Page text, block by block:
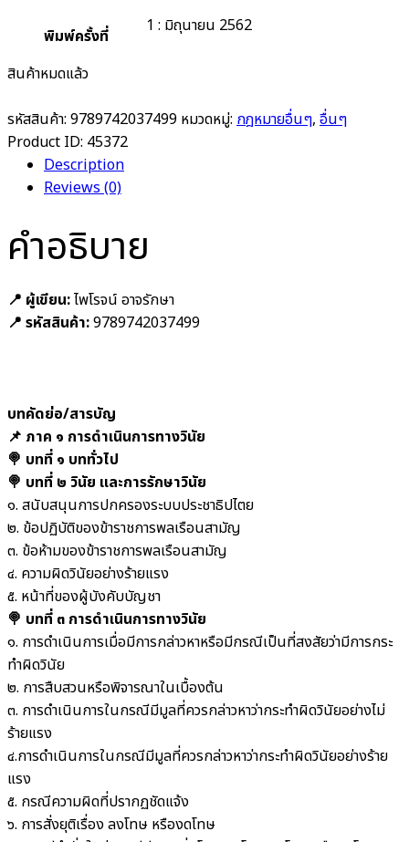
พิมพ์ครั้งที่ 1 : มิถุนายน 2562
สินค้าหมดแล้ว
รหัสสินค้า: 9789742037499 หมวดหมู่: กฎหมายอื่นๆ, อื่นๆ
Product ID: 45372
Description
Reviews (0)
คำอธิบาย
📍 ผู้เขียน:ไพโรจน์ อาจรักษา
📍 รหัสสินค้า:9789742037499
บทคัดย่อ/สารบัญ
📌 ภาค ๑ การดำเนินการทางวินัย
🍭 บทที่ ๑ บททั่วไป
🍭 บทที่ ๒ วินัย และการรักษาวินัย
๑. สนับสนุนการปกครองระบบประชาธิปไตย
๒. ข้อปฏิบัติของข้าราชการพลเรือนสามัญ
๓. ข้อห้ามของข้าราชการพลเรือนสามัญ
๔. ความผิดวินัยอย่างร้ายแรง
๕. หน้าที่ของผู้บังคับบัญชา
🍭 บทที่ ๓ การดำเนินการทางวินัย
๑. การดำเนินการเมื่อมีการกล่าวหาหรือมีกรณีเป็นที่สงสัยว่ามีการกระ
ทำผิดวินัย
๒. การสืบสวนหรือพิจารณาในเบื้องต้น
๓. การดำเนินการในกรณีมีมูลที่ควรกล่าวหาว่ากระทำผิดวินัยอย่างไม่
ร้ายแรง
๔.การดำเนินการในกรณีมีมูลที่ควรกล่าวหาว่ากระทำผิดวินัยอย่างร้าย
แรง
๕. กรณีความผิดที่ปรากฏชัดแจ้ง
๖. การสั่งยุติเรื่อง ลงโทษ หรืองดโทษ